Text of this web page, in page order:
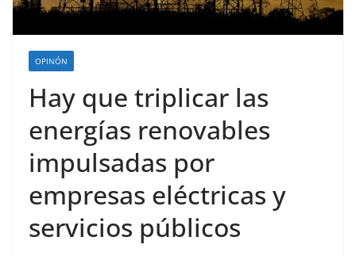
OPINÓN
Hay que triplicar las
energías renovables
impulsadas por
empresas eléctricas y
servicios públicos